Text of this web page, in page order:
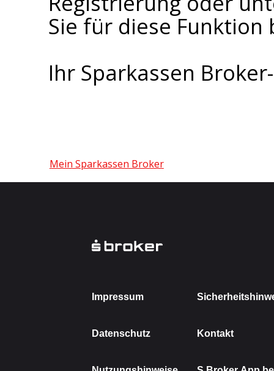
Sie für diese Funktion
Ihr Sparkassen
Mein Sparkassen Broker